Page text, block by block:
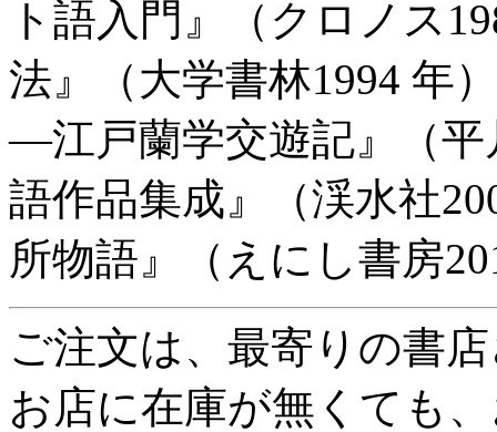
ト語入門』（クロノス
法』（大学書林1994 年
―江戸蘭学交遊記』（平
語作品集成』（渓水社
所物語』（えにし書房
ご注文は、最寄りの書
お店に在庫が無くても